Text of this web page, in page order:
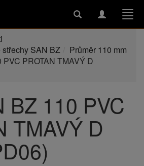
Toggle
Toggle
SAN BZ
Průměr 110 mm
PROTAN TMAVÝ D
BZ 110 PVC
TMAVÝ D